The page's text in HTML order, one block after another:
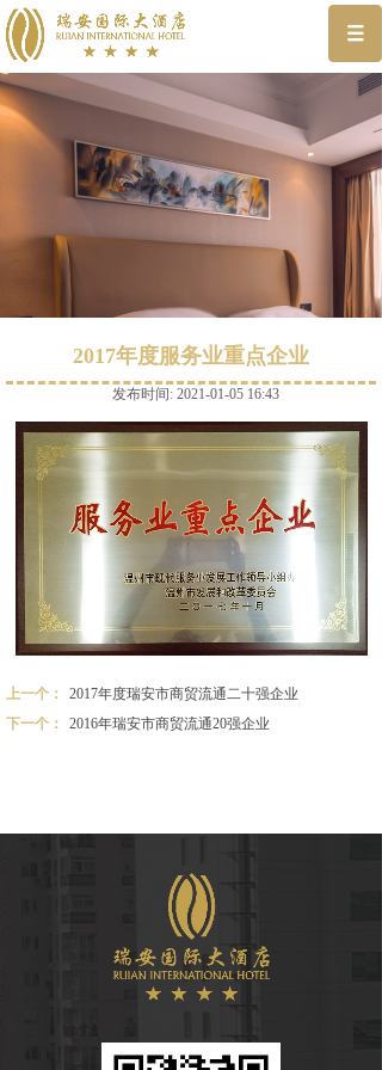
2017年度服务业重点企业
发布时间: 2021-01-05 16:43
上一个：
2017年度瑞安市商贸流通二十强企业
下一个：
2016年瑞安市商贸流通20强企业